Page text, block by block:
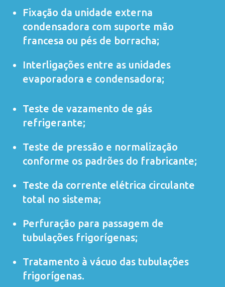
Fixação da unidade externa
condensadora com suporte mão
francesa ou pés de borracha;
Interligações entre as unidades
evaporadora e condensadora;
Teste de vazamento de gás
refrigerante;
Teste de pressão e normalização
conforme os padrões do frabricante;
Teste da corrente elétrica circulante
total no sistema;
Perfuração para passagem de
tubulações frigorígenas;
Tratamento à vácuo das tubulações
frigorígenas.